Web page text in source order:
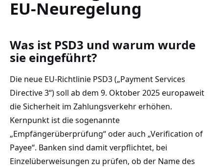
EU-Neuregelung
Was ist PSD3 und warum wurde
sie eingeführt?
Die neue EU-Richtlinie PSD3 („Payment Services
Directive 3“) soll ab dem 9. Oktober 2025 europaweit
die Sicherheit im Zahlungsverkehr erhöhen.
Kernpunkt ist die sogenannte
„Empfängerüberprüfung“ oder auch „Verification of
Payee“. Banken sind damit verpflichtet, bei
Einzelüberweisungen zu prüfen, ob der Name des